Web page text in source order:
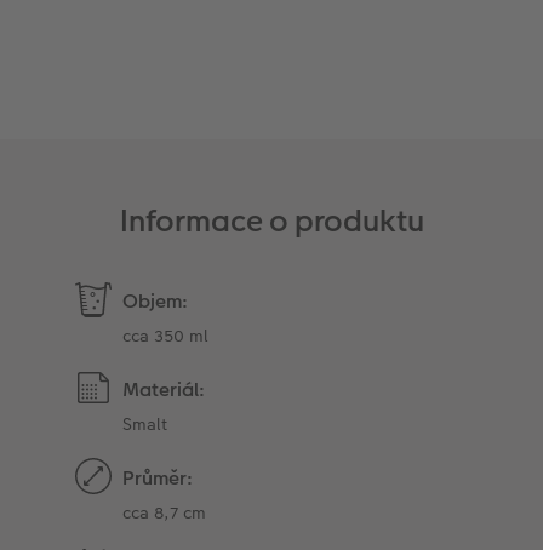
Informace o produktu
Objem:
cca 350 ml
Materiál:
Smalt
Průměr:
cca 8,7 cm